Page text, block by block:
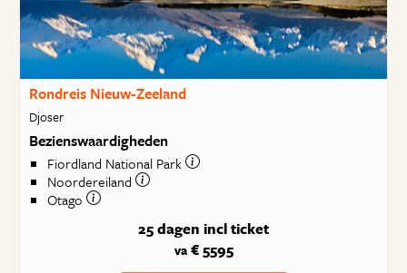
Rondreis Nieuw-Zeeland
Djoser
Bezienswaardigheden
Fiordland National Park
Noordereiland
Otago
25 dagen incl ticket
va€ 5595